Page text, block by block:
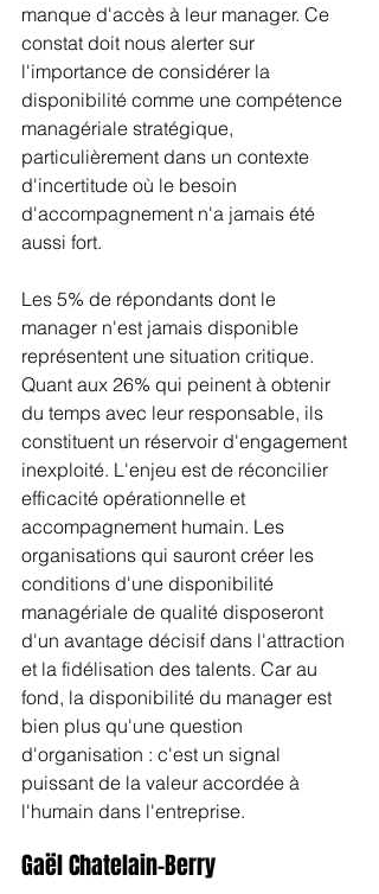
manque d'accès à leur manager. Ce
constat doit nous alerter sur
l'importance de considérer la
disponibilité comme une compétence
managériale stratégique,
particulièrement dans un contexte
d'incertitude où le besoin
d'accompagnement n'a jamais été
aussi fort.
Les 5% de répondants dont le
manager n'est jamais disponible
représentent une situation critique.
Quant aux 26% qui peinent à obtenir
du temps avec leur responsable, ils
constituent un réservoir d'engagement
inexploité. L'enjeu est de réconcilier
efficacité opérationnelle et
accompagnement humain. Les
organisations qui sauront créer les
conditions d'une disponibilité
managériale de qualité disposeront
d'un avantage décisif dans l'attraction
et la fidélisation des talents. Car au
fond, la disponibilité du manager est
bien plus qu'une question
d'organisation : c'est un signal
puissant de la valeur accordée à
l'humain dans l'entreprise.
Gaël Chatelain-Berry